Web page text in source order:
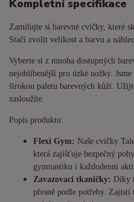
Kompletní specifikace
Zamilujte si barevné cvičky, které
Stačí zvolit velikost a barvu a
Vyberte si z mnoha dostupných
nejoblíbenější pro úzké nožky.
širokou paletu barevných kůží.
zasloužíte.
Popis produktu:
Flexi Gym: Naše cvičky
která zajišťuje bezpečný
gymnastiku i každodenní
Zavazovací tkaničky: Díky
přesně podle potřeby.